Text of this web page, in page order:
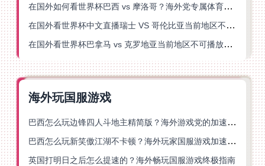
在国外如何看世界杯巴西 vs 摩洛哥？海外党专属体育观赛指南来了
在国外看世界杯中文直播瑞士 VS 哥伦比亚当前地区不可播放？这篇指南帮你搞定
在国外看世界杯巴拿马 vs 克罗地亚当前地区不可播放？这篇指南帮你轻松解决海外体育直播难题
海外玩国服游戏
巴西怎么玩边锋四人斗地主精简版？海外游戏党的加速器终极选择
巴西怎么玩新笑傲江湖不卡顿？海外玩家国服游戏加速终极指南（附猫和老鼠一梦江湖实测）
英国打明日之后怎么提速的？海外畅玩国服游戏终极指南